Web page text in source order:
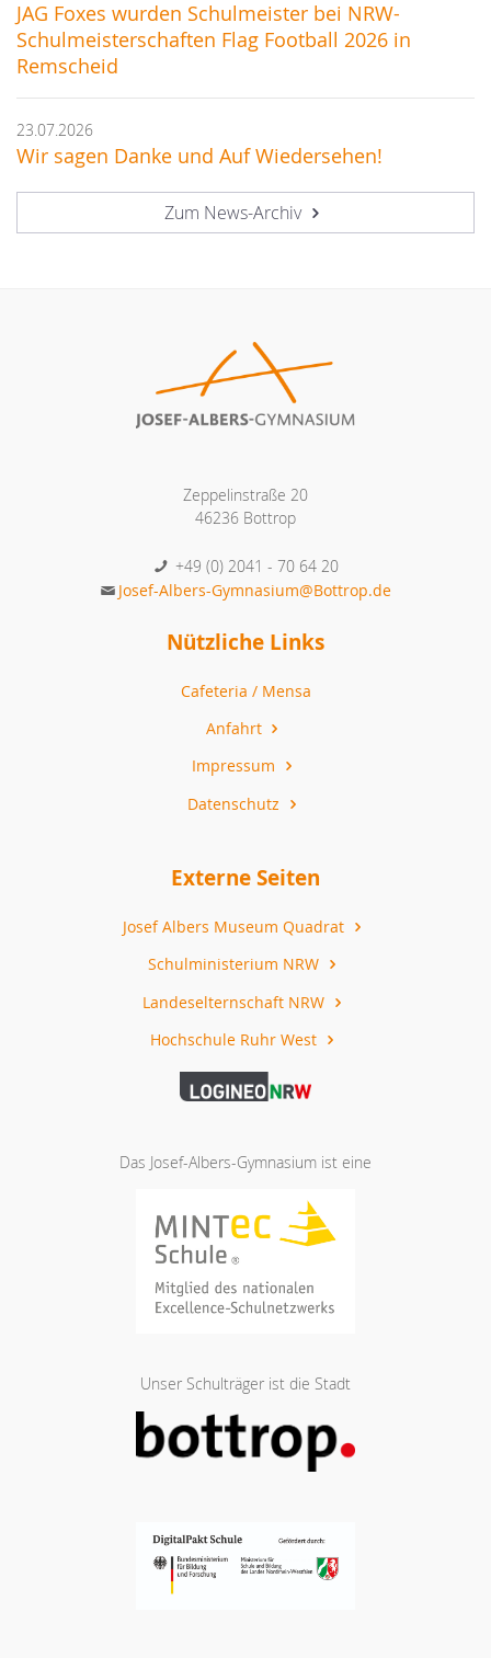
JAG Foxes wurden Schulmeister bei NRW-
Schulmeisterschaften Flag Football 2026 in
Remscheid
23.07.2026
Wir sagen Danke und Auf Wiedersehen!
Zum News-Archiv
Zeppelinstraße 20
46236 Bottrop
+49 (0) 2041 - 70 64 20
Josef-Albers-Gymnasium@Bottrop.de
Nützliche Links
Cafeteria / Mensa
Anfahrt
Impressum
Datenschutz
Externe Seiten
Josef Albers Museum Quadrat
Schulministerium NRW
Landeselternschaft NRW
Hochschule Ruhr West
Das Josef-Albers-Gymnasium ist eine
Unser Schulträger ist die Stadt